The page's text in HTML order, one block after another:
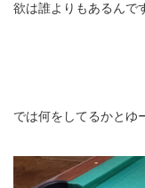
欲は誰よりもあるんで
では何をしてるかとゆ